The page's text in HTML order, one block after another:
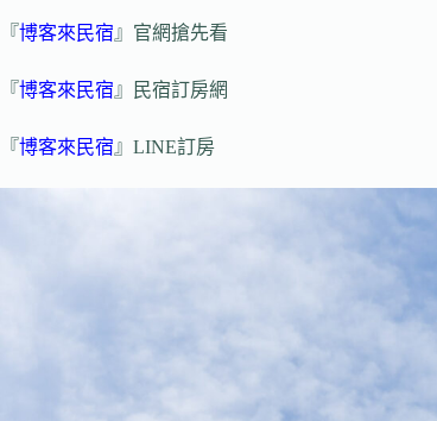
『博客來民宿 』官網搶先看
『博客來民宿 』民宿訂房網
『博客來民宿 』LINE訂房